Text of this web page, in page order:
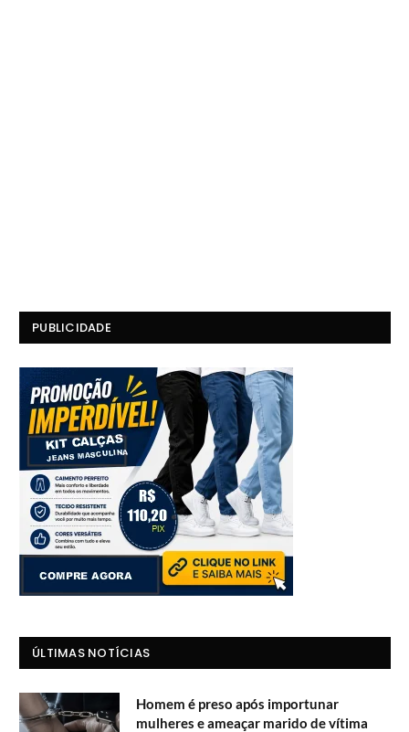
PUBLICIDADE
ÚLTIMAS NOTÍCIAS
Homem é preso após importunar
mulheres e ameaçar marido de vítima